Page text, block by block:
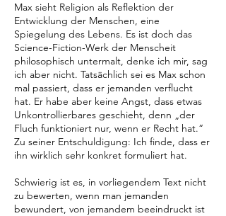
Max sieht Religion als Reflektion der
Entwicklung der Menschen, eine
Spiegelung des Lebens. Es ist doch das
Science-Fiction-Werk der Menscheit
philosophisch untermalt, denke ich mir, sag
ich aber nicht. Tatsächlich sei es Max schon
mal passiert, dass er jemanden verflucht
hat. Er habe aber keine Angst, dass etwas
Unkontrollierbares geschieht, denn „der
Fluch funktioniert nur, wenn er Recht hat.“
Zu seiner Entschuldigung: Ich finde, dass er
ihn wirklich sehr konkret formuliert hat.
Schwierig ist es, in vorliegendem Text nicht
zu bewerten, wenn man jemanden
bewundert, von jemandem beeindruckt ist